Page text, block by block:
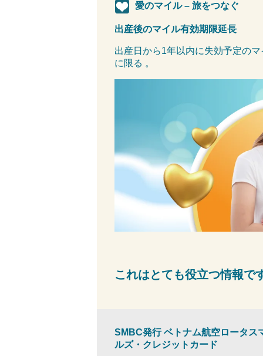
愛のマイル – 旅をつなぐ
出産後のマイル有効期限延長
出産日から1年以内に失効予定の
に限る 。
これはとても役立つ情報で
SMBC発行 ベトナム航空ロータス
ルズ・クレジットカード